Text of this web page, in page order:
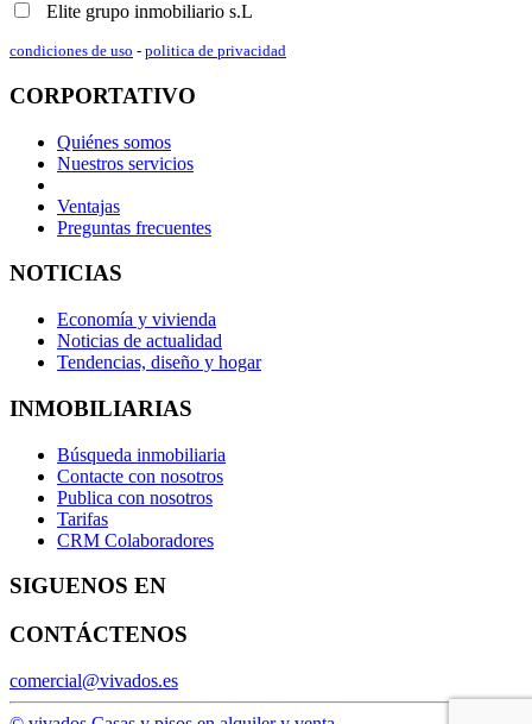
Elite grupo inmobiliario s.L
condiciones de uso - politica de privacidad
CORPORTATIVO
Quiénes somos
Nuestros servicios
Ventajas
Preguntas frecuentes
NOTICIAS
Economía y vivienda
Noticias de actualidad
Tendencias, diseño y hogar
INMOBILIARIAS
Búsqueda inmobiliaria
Contacte con nosotros
Publica con nosotros
Tarifas
CRM Colaboradores
SIGUENOS EN
CONTÁCTENOS
comercial@vivados.es